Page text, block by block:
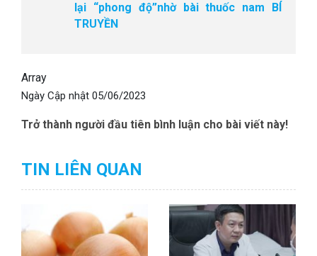
lại “phong độ”nhờ bài thuốc nam BÍ
TRUYỀN
Array
Ngày Cập nhật 05/06/2023
Trở thành người đầu tiên bình luận cho bài viết này!
TIN LIÊN QUAN